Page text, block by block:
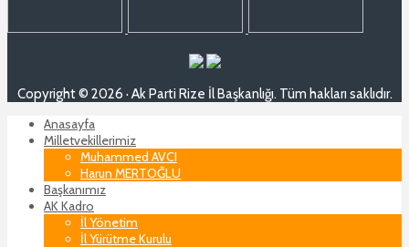
Copyright © 2026 · Ak Parti Rize İl Başkanlığı. Tüm hakları saklıdır.
Anasayfa
Milletvekillerimiz
Muhammed AVCI
Harun MERTOĞLU
Başkanımız
AK Kadro
İl Yönetim
İl Yürütme Kurulu